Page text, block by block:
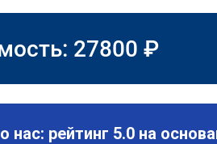
27800 ₽
нас: рейтинг 5.0 на